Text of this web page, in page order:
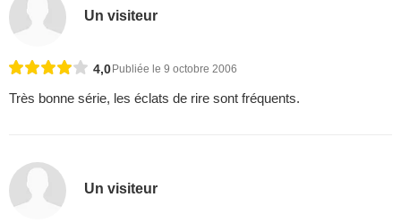
Un visiteur
4,0Publiée le 9 octobre 2006
Très bonne série, les éclats de rire sont fréquents.
Un visiteur